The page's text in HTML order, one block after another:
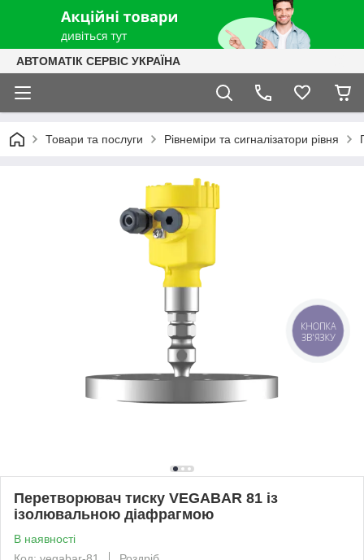
АВТОМАТІК СЕРВІС УКРАЇНА
Товари та послуги Рівнеміри та сигналізатори рівня
Перетворювач тиску VEGABAR 81 із
ізолювальною діафрагмою
В наявності
КНОПКА
ЗВ'ЯЗКУ